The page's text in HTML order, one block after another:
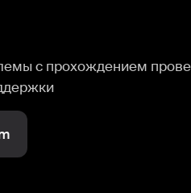
с прохождением